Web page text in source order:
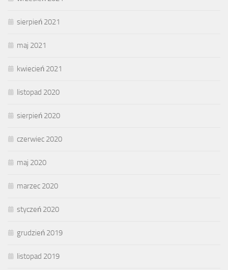
sierpień 2021
maj 2021
kwiecień 2021
listopad 2020
sierpień 2020
czerwiec 2020
maj 2020
marzec 2020
styczeń 2020
grudzień 2019
listopad 2019